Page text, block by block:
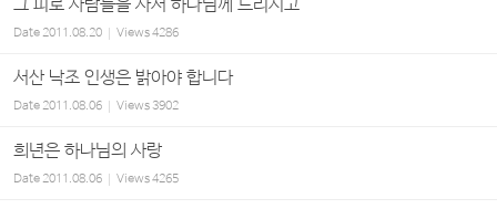
그 피로 사람들을 사서 하나님께 드리시고
Date2011.08.20 Views4286
서산 낙조 인생은 밝아야 합니다
Date2011.08.06 Views3902
희년은 하나님의 사랑
Date2011.08.06 Views4265